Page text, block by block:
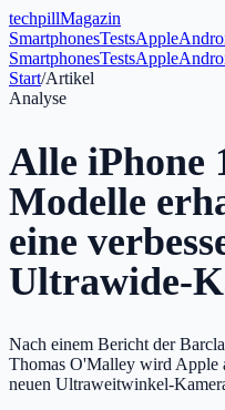
techpillMagazin
SmartphonesTestsApple
SmartphonesTestsApple
Start/Artikel
Analyse
Alle iPhone
Modelle
eine
Ultrawide-
Nach einem Bericht der
Thomas O'Malley wird Apple
neuen Ultraweitwinkel-